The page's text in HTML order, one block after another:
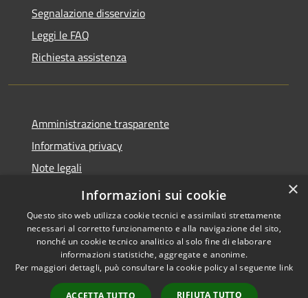
Segnalazione disservizio
Leggi le FAQ
Richiesta assistenza
Amministrazione trasparente
Informativa privacy
Note legali
Dichiarazione di accessibilità
Accessibilità
Copyright © 2026 • Comune di
Nocciano • Powered by
Municipium• Accesso
×
Informazioni sui cookie
Questo sito web utilizza cookie tecnici e assimilati strettamente
necessari al corretto funzionamento e alla navigazione del sito,
nonché un cookie tecnico analitico al solo fine di elaborare
informazioni statistiche, aggregate e anonime.
Per maggiori dettagli, può consultare la cookie policy al seguente link
ACCETTA TUTTO RIFIUTA TUTTO